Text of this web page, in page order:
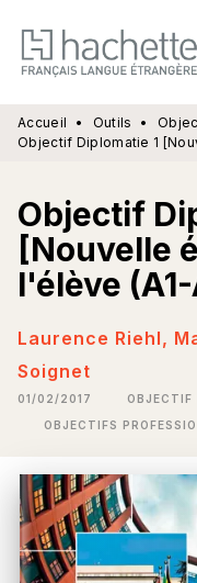
MENU
PIED DE PAGE
Accueil • Outils •
Objectif Diplomatie 1
Objectif
[Nouvelle
l'élève
Laurence Riehl,
Soignet
01/02/2017 OBJECTIF
OBJECTIFS